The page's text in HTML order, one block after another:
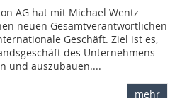
AG hat mit ­Michael Wentz
neuen Gesamtverantwortlichen
Geschäft. Ziel ist es,
des Unternehmens
und auszubauen....
mehr